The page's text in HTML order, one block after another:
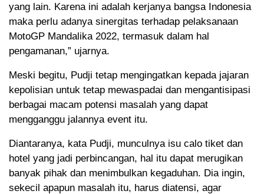
yang lain. Karena ini adalah kerjanya bangsa Indonesia
maka perlu adanya sinergitas terhadap pelaksanaan
MotoGP Mandalika 2022, termasuk dalam hal
pengamanan,” ujarnya.
Meski begitu, Pudji tetap mengingatkan kepada jajaran
kepolisian untuk tetap mewaspadai dan mengantisipasi
berbagai macam potensi masalah yang dapat
mengganggu jalannya event itu.
Diantaranya, kata Pudji, munculnya isu calo tiket dan
hotel yang jadi perbincangan, hal itu dapat merugikan
banyak pihak dan menimbulkan kegaduhan. Dia ingin,
sekecil apapun masalah itu, harus diatensi, agar